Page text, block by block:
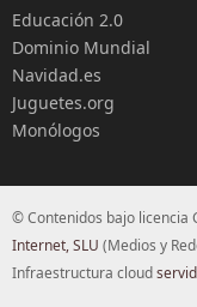
Educación 2.0
Dominio Mundial
Navidad.es
Juguetes.org
Monólogos
© Contenidos bajo licencia
Internet, SLU (Medios y
Infraestructura cloud